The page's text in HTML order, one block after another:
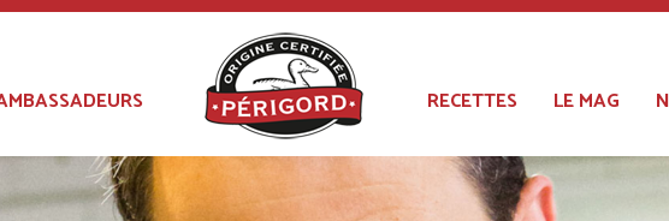
RECETTES LE MAG